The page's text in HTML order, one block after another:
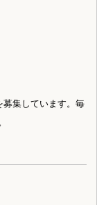
募集しています。毎